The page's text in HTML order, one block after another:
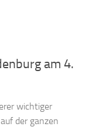
am 4.
wichtiger
der ganzen